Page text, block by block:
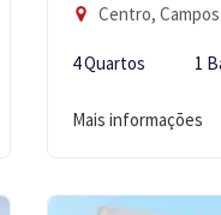
Centro,
4 Quartos 1
Mais informações